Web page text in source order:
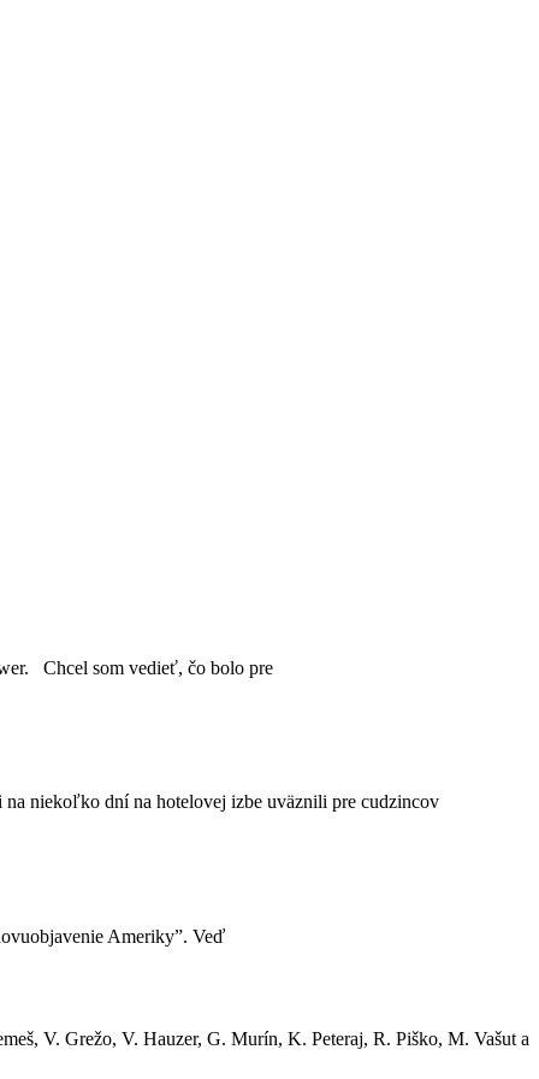
Chcel som vedieť, čo bolo pre
niekoľko dní na hotelovej izbe uväznili pre cudzincov
Ameriky”. Veď
V. Grežo, V. Hauzer, G. Murín, K. Peteraj, R. Piško, M. Vašut a